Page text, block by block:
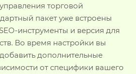
торговой
пакет уже встроены
инструменты и версия для
Во время настройки вы
дополнительные
от специфики вашего